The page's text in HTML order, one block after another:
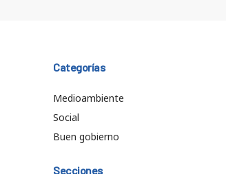
Categorías
Medioambiente
Social
Buen gobierno
Secciones